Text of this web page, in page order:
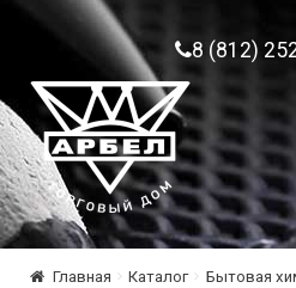
Перейти к навигации
Перейти к содержимому
8 (812)
Главная Каталог Бытовая